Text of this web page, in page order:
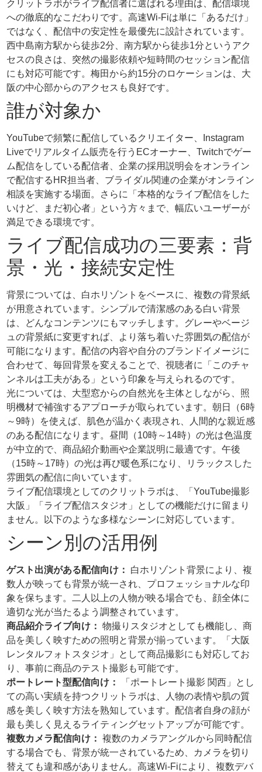
クリットラボがライブ配信者に選ばれる理由は、配信環境
への徹底的なこだわりです。高速Wi-Fiは単に「あるだけ」
ではなく、配信中の安定性を最優先に設計されています。
西中島南方駅から徒歩2分、南方駅から徒歩1分というアク
セスの良さは、突然の撮影依頼や短時間のセッション配信
にも対応可能です。梅田から約15分のロケーションは、大
阪の中心部からのアクセスも良好です。
誰が対象か
YouTubeで頻繁に配信しているクリエイター、Instagram
Liveでリアルタイム販売を行うECオーナー、Twitchでゲー
ム配信をしている配信者、企業の採用説明会をオンライン
で配信するHR担当者、ブライダル関連の企業がオンライン
相談を実施する場面。さらに「本格的なライブ配信をした
いけど、まだ初心者」という方々まで、幅広いユーザーが
満足できる環境です。
ライブ配信成功の三要素：背
景・光・接続安定性
背景については、白ホリゾントをベースに、複数の背景紙
が用意されています。シンプルで清潔感のある白い背景
は、どんなコンテンツにもマッチします。グレーやベージ
ュの背景紙に変更すれば、より落ち着いた雰囲気の配信が
可能になります。配信の内容や自分のブランドイメージに
合わせて、毎回背景を変えることで、視聴者に「このチャ
ンネルは工夫がある」という印象を与えられるのです。
光については、大型窓からの自然光を主体としながら、照
明機材で補強するアプローチが取られています。朝日（6時
～9時）を使えば、肌色が温かく表現され、人間的な親近感
のある配信になります。昼間（10時～14時）の光は色温度
が中立的で、商品紹介動画や企業説明に最適です。午後
（15時～17時）の光は再び暖色系になり、リラックスした
雰囲気の配信に向いています。
ライブ配信環境としてのクリットラボは、「YouTube撮影
大阪」「ライブ配信スタジオ」としての機能だけに留まり
ません。以下のような多様なシーンに対応しています。
シーン別の活用例
ゲスト出演がある配信向け：
白ホリゾント背景により、複
数人が映っても背景が統一され、プロフェッショナルな印
象を保ちます。二人以上の人物が映る場合でも、顔全体に
適切な光が当たるよう調整されています。
商品紹介ライブ向け： 物撮りスタジオとしても機能し、商
品を美しく映すための照明と背景が揃っています。「大阪
レンタルフォトスタジオ」として商品撮影にも対応してお
り、事前に商品のテスト撮影も可能です。
ポートレート型配信向け：
「ポートレート撮影 関西」とし
ての高い実績を持つクリットラボは、人物の表情や肌の質
感を美しく映す方法を熟知しています。配信者自身の顔が
最も美しく見えるライティングセットアップが可能です。
複数カメラ配信向け： 複数のカメラアングルから同時配信
する場合でも、背景が統一されているため、カメラを切り
替えても違和感がありません。高速Wi-Fiにより、複数デバ